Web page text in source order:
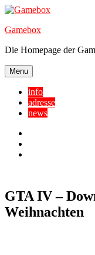
Skip
content
Gamebox
Die Homepage der
Menu
info
adresse
news
GTA IV –
Weihnachten